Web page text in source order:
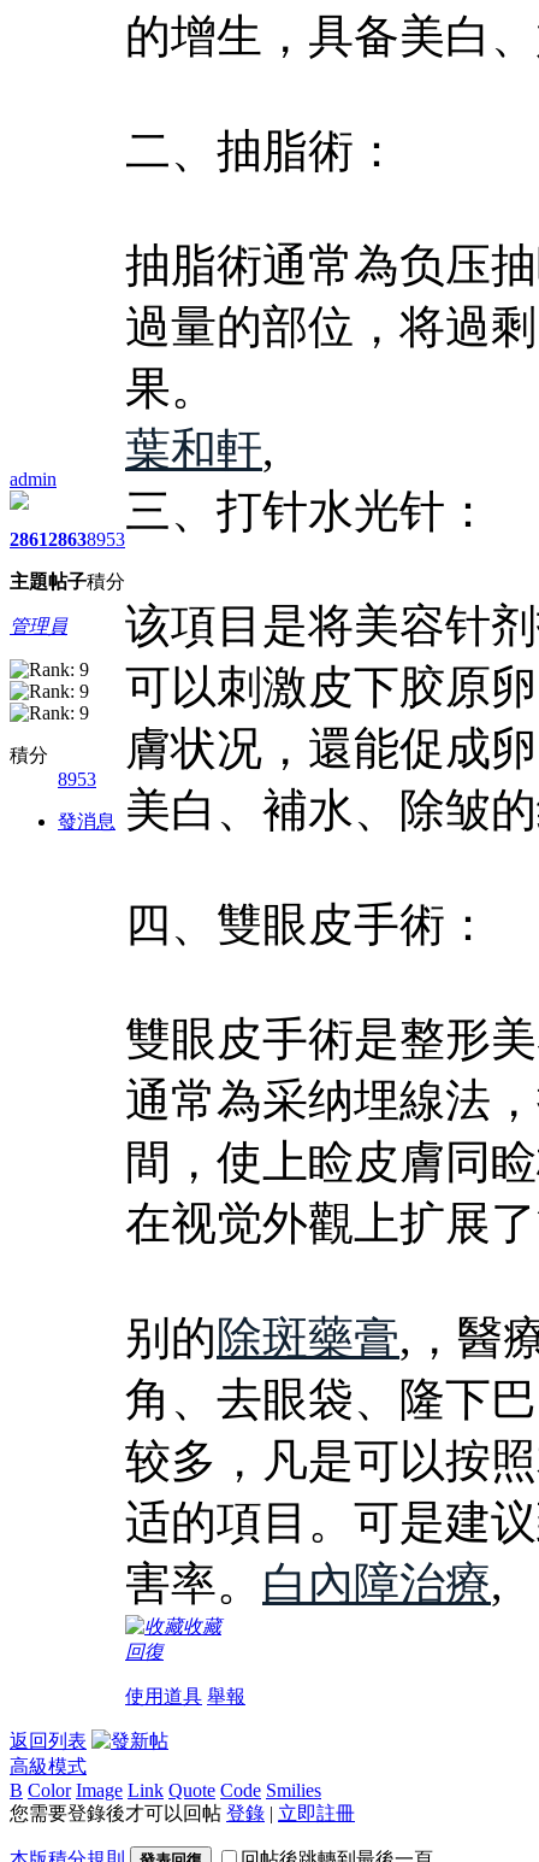
admin
2861
主題
2863
帖子
8953
積分
管理員
積分
8953
發消息
的增生，具备美白
二、抽脂術：
抽脂術通常為负压
過量的部位，将過
果。
葉和軒,
三、打针水光针：
该項目是将美容针
可以刺激皮下胶原
膚状况，還能促成
美白、補水、除皱
四、雙眼皮手術：
雙眼皮手術是整形
通常為采纳埋線法
間，使上睑皮膚同
在视觉外觀上扩展
别的除斑藥膏,，醫
角、去眼袋、隆下
较多，凡是可以按
适的項目。可是建
害率。 白內障治療,
收藏
回復
使用道具 舉報
返回列表
高級模式
B Color Image Link Quote Code Smilies
您需要登錄後才可以回帖 登錄 | 立即註冊